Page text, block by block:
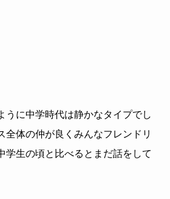
うに中学時代は静かなタイプでし
全体の仲が良くみんなフレンドリ
学生の頃と比べるとまだ話をして